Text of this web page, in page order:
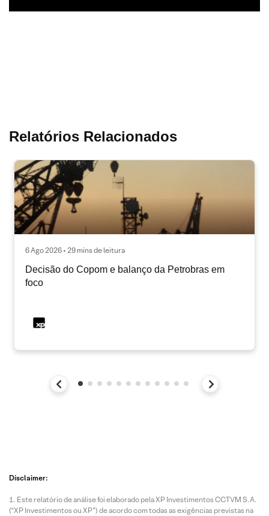
Relatórios Relacionados
6 Ago 2026 • 29 mins de leitura
Decisão do Copom e balanço da Petrobras em
foco
Disclaimer:
Este relatório de análise foi elaborado pela XP Investimentos CCTVM S.A.
(“XP Investimentos ou XP”) de acordo com todas as exigências previstas na